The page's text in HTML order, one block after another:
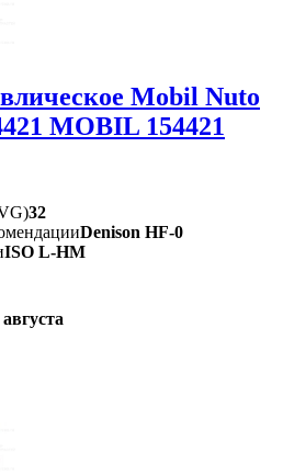
Mobil Nuto
MOBIL 154421
32
Denison HF-0
ISO L-HM
августа